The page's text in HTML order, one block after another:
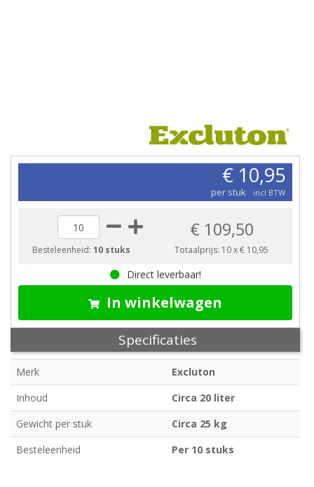
€ 10,95
per stuk incl BTW
Besteleenheid: 10 stuks
€ 109,50
Totaalprijs: 10x€ 10,95
Direct leverbaar!
In winkelwagen
Specificaties
Merk
Excluton
Inhoud
Circa 20 liter
Gewicht per stuk
Circa 25 kg
Besteleenheid
Per 10 stuks